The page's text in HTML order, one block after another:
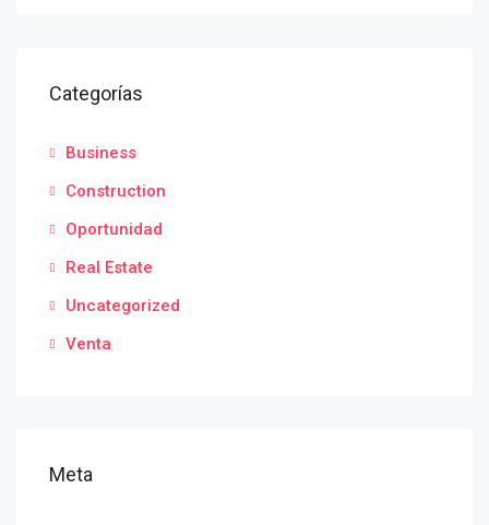
Categorías
Business
Construction
Oportunidad
Real Estate
Uncategorized
Venta
Meta